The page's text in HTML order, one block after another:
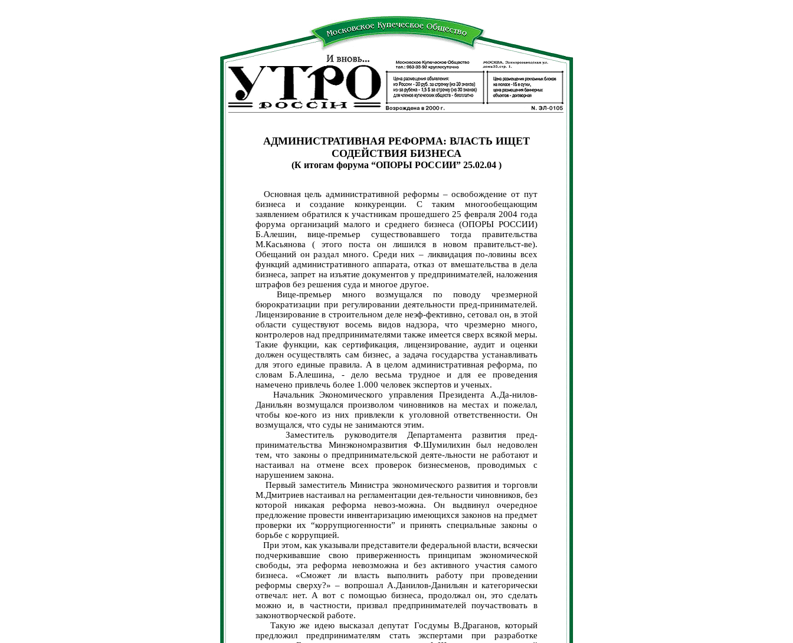
АДМИНИСТРАТИВНАЯ РЕФОРМА: ВЛАСТЬ ИЩЕТ
СОДЕЙСТВИЯ БИЗНЕСА
(К итогам форума “ОПОРЫ РОССИИ” 25.02.04 )
Основная цель административной реформы – освобождение от пут
бизнеса и создание конкуренции. С таким многообещающим
заявлением обратился к участникам прошедшего 25 февраля 2004 года
форума организаций малого и среднего бизнеса (ОПОРЫ РОССИИ)
Б.Алешин, вице-премьер существовавшего тогда правительства
М.Касьянова ( этого поста он лишился в новом правительст-ве).
Обещаний он раздал много. Среди них – ликвидация по-ловины всех
функций административного аппарата, отказ от вмешательства в дела
бизнеса, запрет на изъятие документов у предпринимателей, наложения
штрафов без решения суда и многое другое.
Вице-премьер много возмущался по поводу чрезмерной
бюрократизации при регулировании деятельности пред-принимателей.
Лицензирование в строительном деле неэф-фективно, сетовал он, в этой
области существуют восемь видов надзора, что чрезмерно много,
контролеров над предпринимателями также имеется сверх всякой меры.
Такие функции, как сертификация, лицензирование, аудит и оценки
должен осуществлять сам бизнес, а задача государства устанавливать
для этого единые правила. А в целом административная реформа, по
словам Б.Алешина, - дело весьма трудное и для ее проведения
намечено привлечь более 1.000 человек экспертов и ученых.
Начальник Экономического управления Президента А.Да-нилов-
Данильян возмущался произволом чиновников на местах и пожелал,
чтобы кое-кого из них привлекли к уголовной ответственности. Он
возмущался, что суды не занимаются этим.
Заместитель руководителя Департамента развития пред-
принимательства Минэкономразвития Ф.Шумилихин был недоволен
тем, что законы о предпринимательской деяте-льности не работают и
настаивал на отмене всех проверок бизнесменов, проводимых с
нарушением закона.
Первый заместитель Министра экономического развития и торговли
М.Дмитриев настаивал на регламентации дея-тельности чиновников, без
которой никакая реформа невоз-можна. Он выдвинул очередное
предложение провести инвентаризацию имеющихся законов на предмет
проверки их “коррупциогенности” и принять специальные законы о
борьбе с коррупцией.
При этом, как указывали представители федеральной власти, всячески
подчеркивавшие свою приверженность принципам экономической
свободы, эта реформа невозможна и без активного участия самого
бизнеса. «Сможет ли власть выполнить работу при проведении
реформы сверху?» – вопрошал А.Данилов-Данильян и категорически
отвечал: нет. А вот с помощью бизнеса, продолжал он, это сделать
можно и, в частности, призвал предпринимателей поучаствовать в
законотворческой работе.
Такую же идею высказал депутат Госдумы В.Драганов, который
предложил предпринимателям стать экспертами при разработке